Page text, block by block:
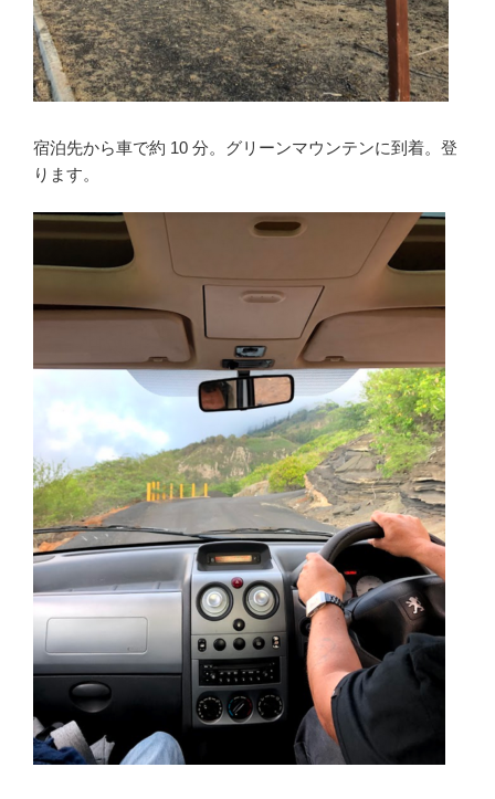
宿泊先から車で約 10 分。グリーンマウンテンに到着。登
ります。